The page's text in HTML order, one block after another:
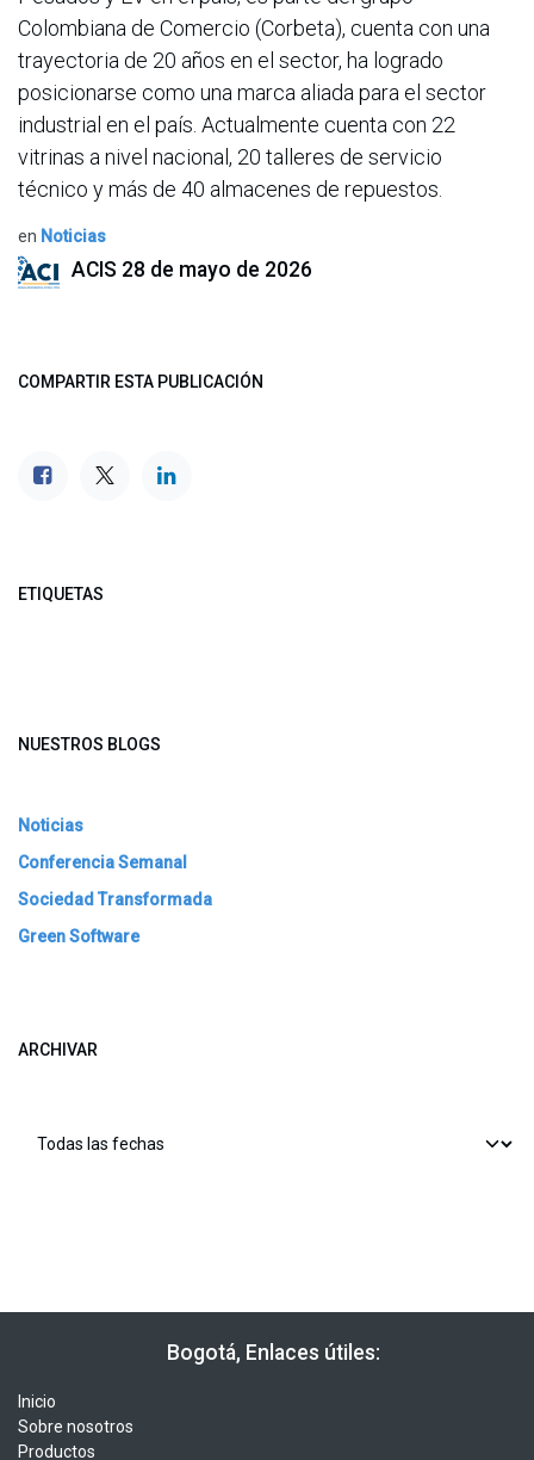
Colombiana de Comercio (Corbeta), cuenta con una
trayectoria de 20 años en el sector, ha logrado
posicionarse como una marca aliada para el sector
industrial en el país. Actualmente cuenta con 22
vitrinas a nivel nacional, 20 talleres de servicio
técnico y más de 40 almacenes de repuestos.
en Noticias
ACIS 28 de mayo de 2026
COMPARTIR ESTA PUBLICACIÓN
ETIQUETAS
NUESTROS BLOGS
Noticias
Conferencia Semanal
Sociedad Transformada
Green Software
ARCHIVAR
​​ Bogotá, Enlaces útiles:
Inicio
Sobre nosotros
Productos